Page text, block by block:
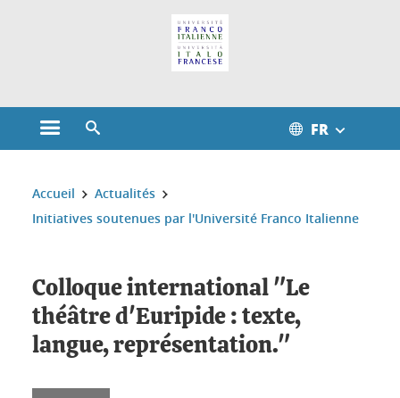
Ouvrir le menu principal FR
Vous êtes ici :
Accueil
Actualités
Initiatives soutenues par l'Université Franco Italienne
Colloque international "Le
théâtre d'Euripide : texte,
langue, représentation."